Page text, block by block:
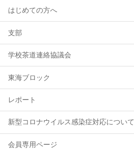
はじめての方へ
支部
学校茶道連絡協議会
東海ブロック
レポート
新型コロナウイルス感染症対応について
会員専用ページ